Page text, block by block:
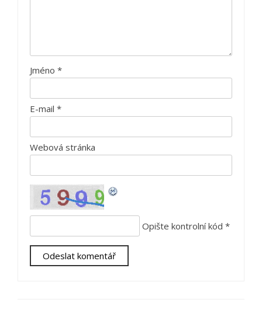
Jméno *
E-mail *
Webová stránka
Opište kontrolní kód *